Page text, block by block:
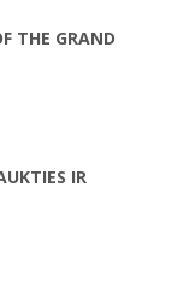
THE GRAND
IR